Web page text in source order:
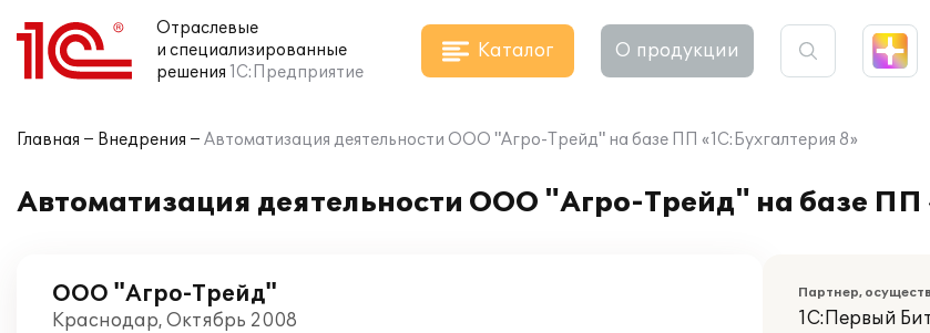
Отраслевые
и специализированные
решения 1С:Предприятие
Каталог О продукции
Главная Внедрения Автоматизация деятельности ООО "Агро-Трейд" на базе ПП «1С:Бухгалтерия 8»
Автоматизация деятельности ООО "Агро-Трейд" на базе ПП
ООО "Агро-Трейд"
Краснодар, Октябрь 2008
Партнер,
1С:Первый